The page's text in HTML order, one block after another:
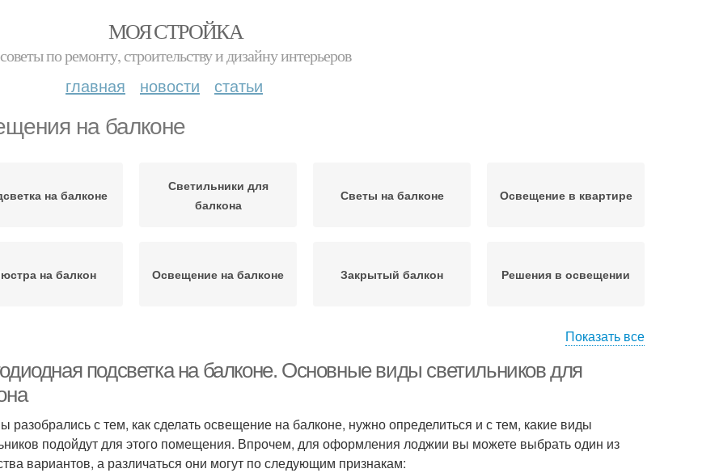
МОЯ СТРОЙКА
советы по ремонту, строительству и дизайну интерьеров
главная новости статьи
на балконе
на балконе
Светильники для
балкона
Светы на балконе Освещение в квартире
на балкон Освещение на балконе Закрытый балкон Решения в освещении
освещение
для балкона Подсветка на балкон
Показать все
подсветка на балконе. Основные виды светильников для
разобрались с тем, как сделать освещение на балконе, нужно определиться и с тем, какие виды
подойдут для этого помещения. Впрочем, для оформления лоджии вы можете выбрать один из
вариантов, а различаться они могут по следующим признакам: